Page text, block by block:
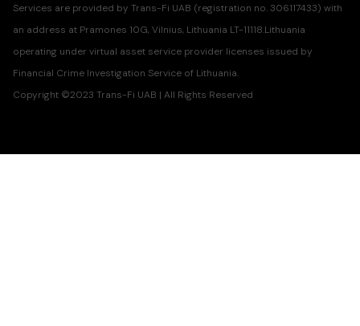
Services are provided by Trans-Fi UAB (registration no. 306117433) with
an address at Pramones 10G, Vilnius, Lithuania LT-11118.Lithuania
operating under virtual asset service provider licenses issued by
Financial Crime Investigation Service of Lithuania.
Copyright ©2023 Trans-Fi UAB | All Rights Reserved